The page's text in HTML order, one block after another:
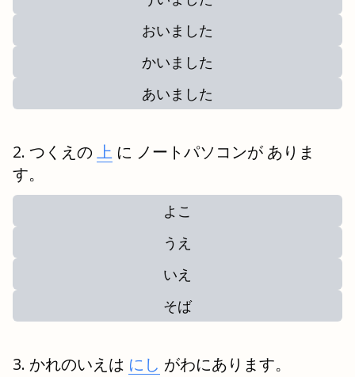
おいました
かいました
あいました
つくえの 上 に ノートパソコンが ありま
す。
よこ
うえ
いえ
そば
かれのいえは にし がわにあります。